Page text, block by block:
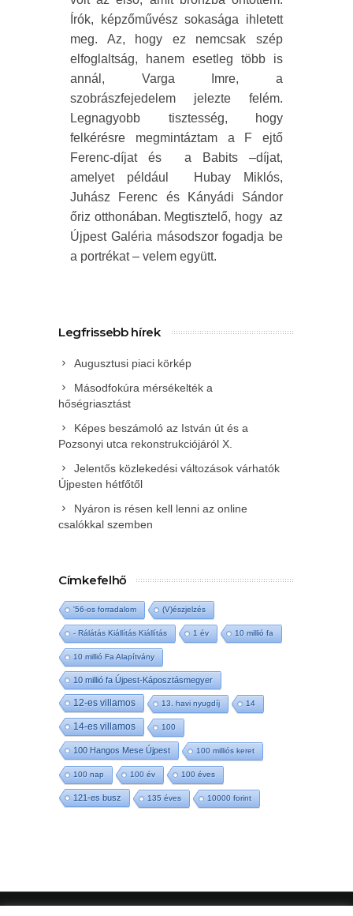
Írók, képzőművész sokasága ihletett
meg. Az, hogy ez nemcsak szép
elfoglaltság, hanem esetleg több is
annál, Varga Imre, a
szobrászfejedelem jelezte felém.
Legnagyobb tisztesség, hogy
felkérésre megmintáztam a F ejtő
Ferenc-díjat és
a Babits –díjat,
amelyet például
Hubay Miklós,
Juhász Ferenc és Kányádi Sándor
őriz otthonában. Megtisztelő, hogy az
Újpest Galéria másodszor fogadja be
a portrékat – velem együtt.
Legfrissebb hírek
Augusztusi piaci körkép
Másodfokúra mérsékelték a
hőségriasztást
Képes beszámoló az István út és a
Pozsonyi utca rekonstrukciójáról X.
Jelentős közlekedési változások várhatók
Újpesten hétfőtől
Nyáron is résen kell lenni az online
csalókkal szemben
Címkefelhő
'56-os forradalom (V)észjelzés
- Rálátás Kiállítás Kiállítás 1 év 10 millió fa
10 millió Fa Alapítvány
10 millió fa Újpest-Káposztásmegyer
12-es villamos 13. havi nyugdíj 14
14-es villamos 100
100 Hangos Mese Újpest 100 milliós keret
100 nap 100 év 100 éves
121-es busz 135 éves 10000 forint